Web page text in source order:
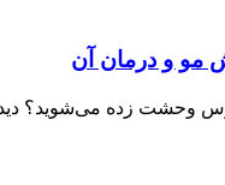
مو و درمان آن
برس وحشت‌ زده می‌شوید؟